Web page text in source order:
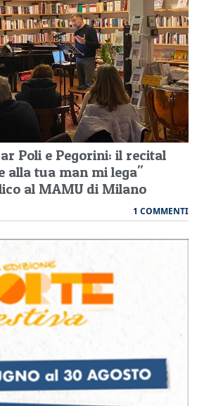
Poli e Pegorini: il recital
alla tua man mi lega"
al MAMU di Milano
1 COMMENTI